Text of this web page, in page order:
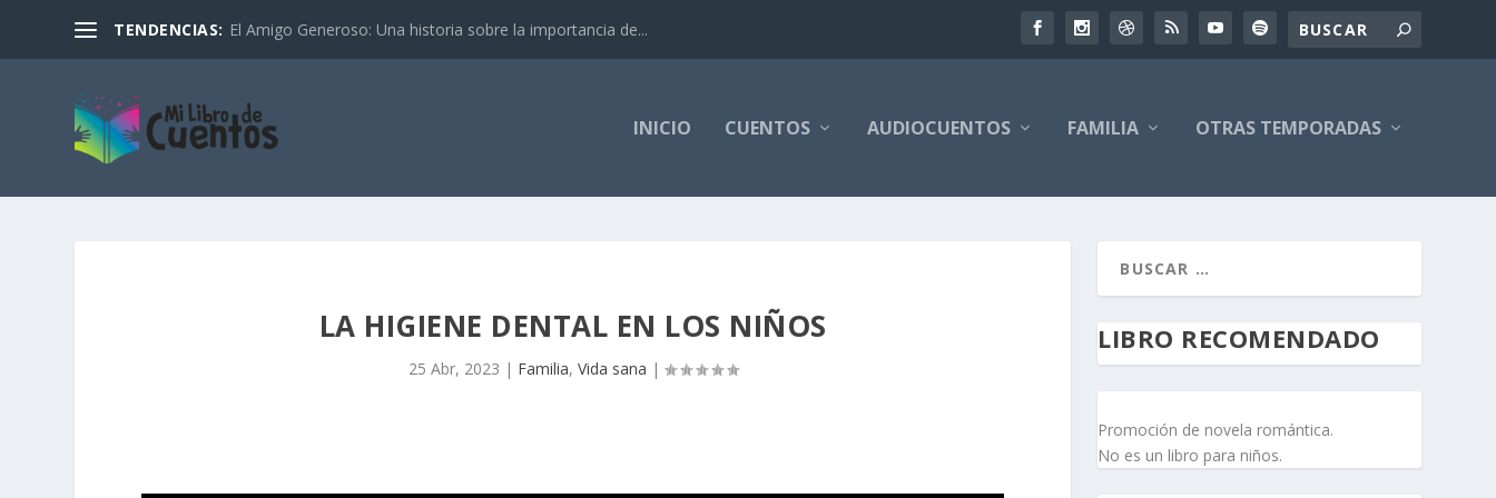
TENDENCIAS: El Amigo Generoso: Una historia sobre la importancia de...
INICIO CUENTOS AUDIOCUENTOS FAMILIA OTRAS TEMPORADAS
LA HIGIENE DENTAL EN LOS NIÑOS
25 Abr, 2023 | Familia, Vida sana |
LIBRO RECOMENDADO
Promoción de novela romántica.
No es un libro para niños.